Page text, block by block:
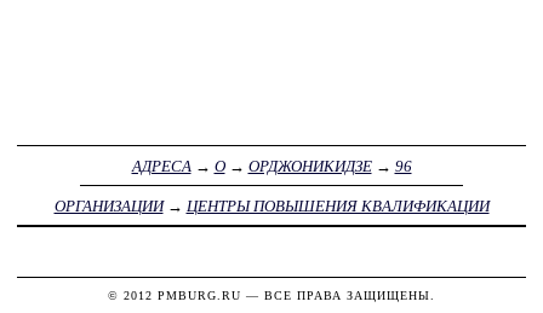
АДРЕСА → О→ ОРДЖОНИКИДЗЕ→ 96
ОРГАНИЗАЦИИ→ ЦЕНТРЫ ПОВЫШЕНИЯ КВАЛИФИКАЦИИ
© 2012 PMBURG.RU — ВСЕ ПРАВА ЗАЩИЩЕНЫ.